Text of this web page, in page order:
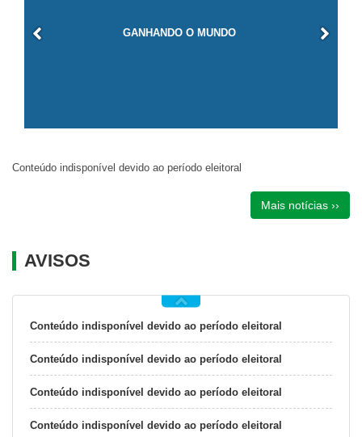
GANHANDO O MUNDO
Conteúdo indisponível devido ao período eleitoral
Mais notícias ››
AVISOS
Conteúdo indisponível devido ao período eleitoral
Conteúdo indisponível devido ao período eleitoral
Conteúdo indisponível devido ao período eleitoral
Conteúdo indisponível devido ao período eleitoral